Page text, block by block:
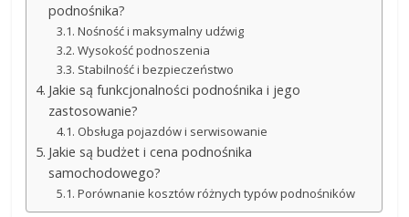
podnośnika?
Nośność i maksymalny udźwig
Wysokość podnoszenia
Stabilność i bezpieczeństwo
Jakie są funkcjonalności podnośnika i jego
zastosowanie?
Obsługa pojazdów i serwisowanie
Jakie są budżet i cena podnośnika
samochodowego?
Porównanie kosztów różnych typów podnośników